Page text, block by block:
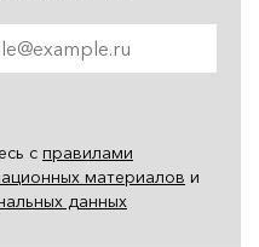
с правилами
материалов и
данных